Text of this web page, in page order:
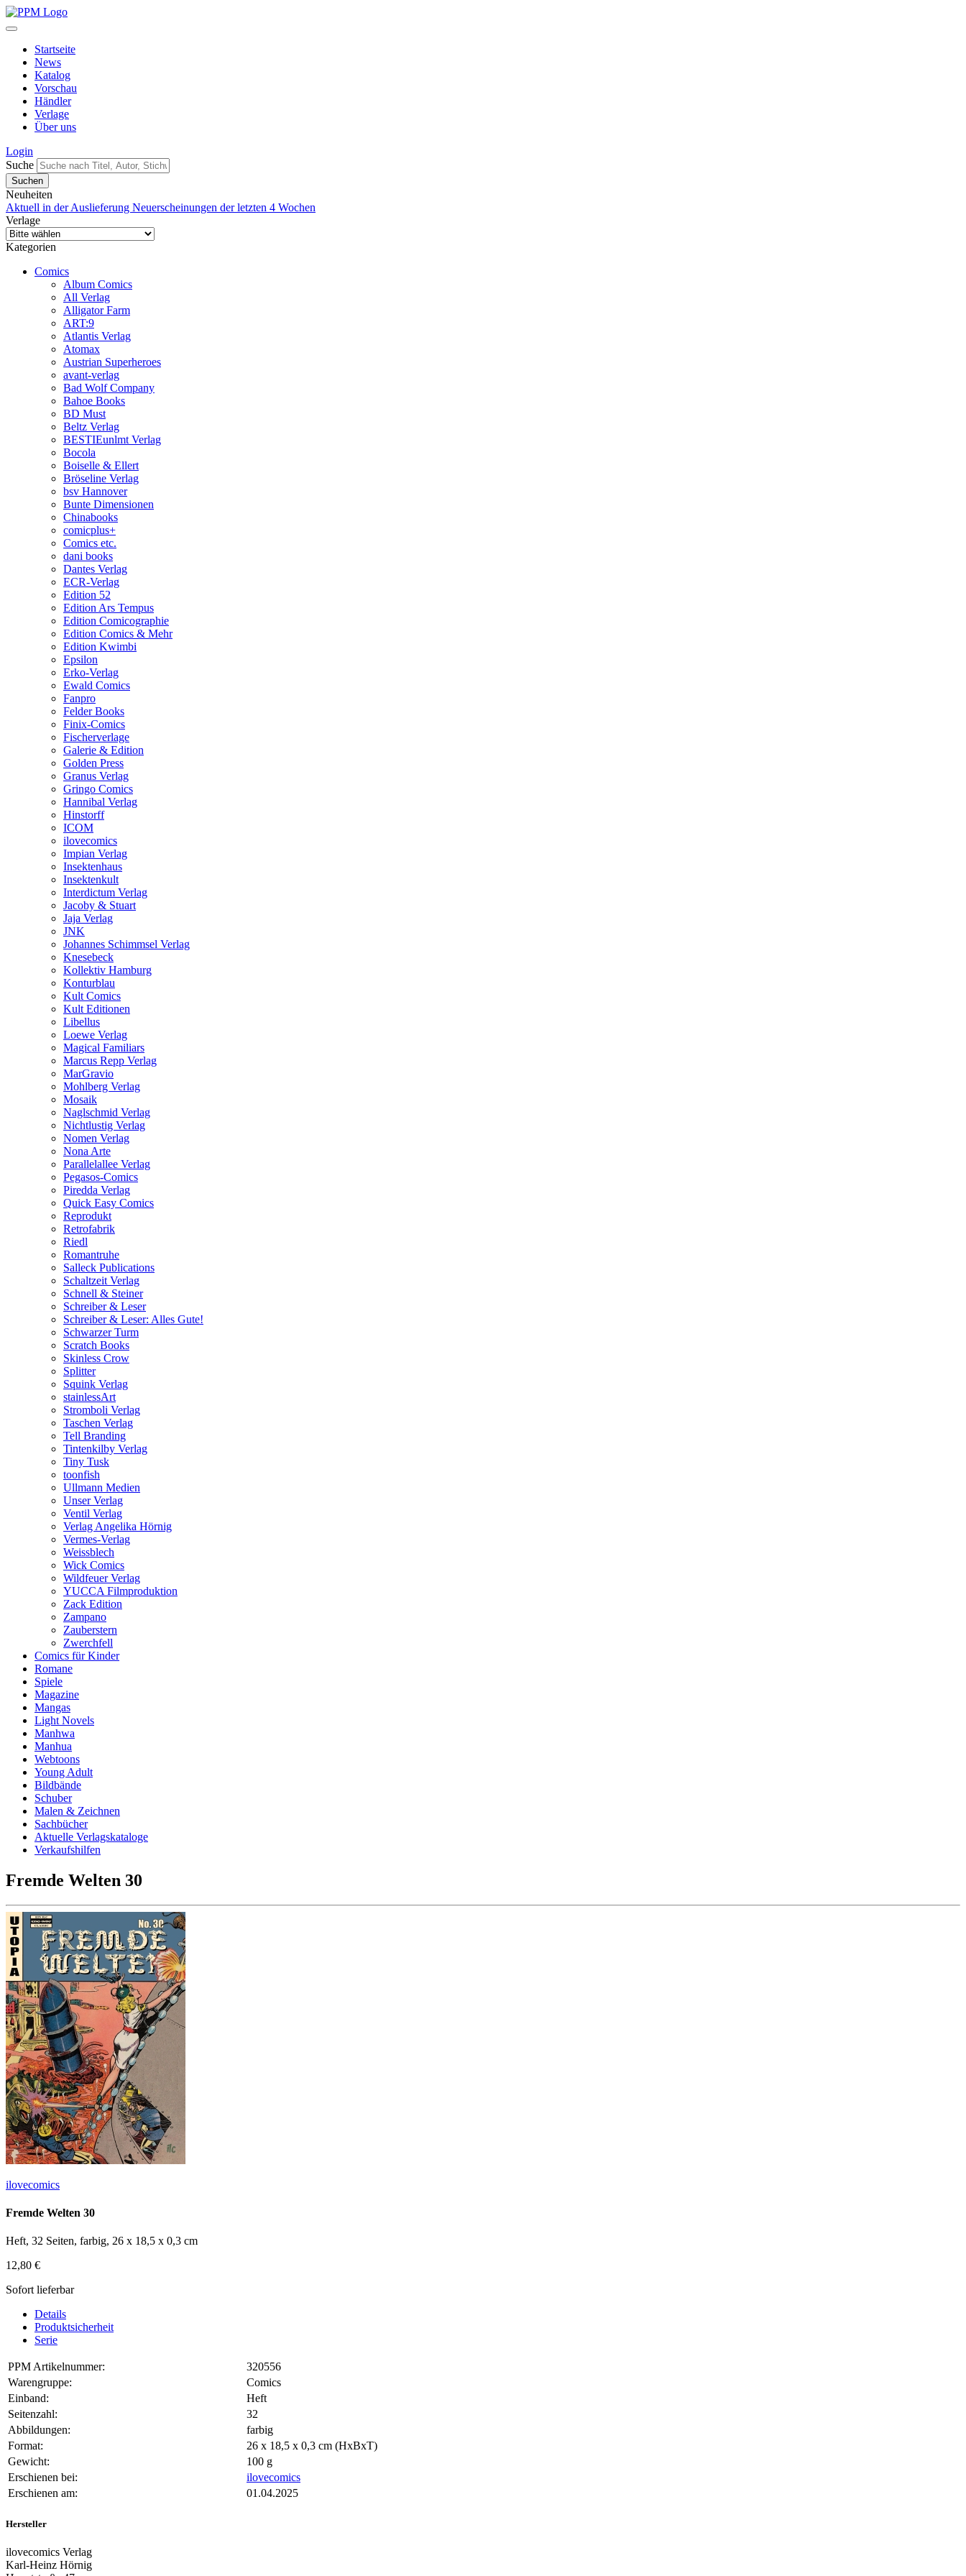
Startseite
News
Katalog
Vorschau
Händler
Verlage
Über uns
Login
Suche
Neuheiten
Aktuell in der Auslieferung Neuerscheinungen der letzten 4 Wochen
Verlage
Kategorien
Comics
Album Comics
All Verlag
Alligator Farm
ART:9
Atlantis Verlag
Atomax
Austrian Superheroes
avant-verlag
Bad Wolf Company
Bahoe Books
BD Must
Beltz Verlag
BESTIEunlmt Verlag
Bocola
Boiselle & Ellert
Bröseline Verlag
bsv Hannover
Bunte Dimensionen
Chinabooks
comicplus+
Comics etc.
dani books
Dantes Verlag
ECR-Verlag
Edition 52
Edition Ars Tempus
Edition Comicographie
Edition Comics & Mehr
Edition Kwimbi
Epsilon
Erko-Verlag
Ewald Comics
Fanpro
Felder Books
Finix-Comics
Fischerverlage
Galerie & Edition
Golden Press
Granus Verlag
Gringo Comics
Hannibal Verlag
Hinstorff
ICOM
ilovecomics
Impian Verlag
Insektenhaus
Insektenkult
Interdictum Verlag
Jacoby & Stuart
Jaja Verlag
JNK
Johannes Schimmsel Verlag
Knesebeck
Kollektiv Hamburg
Konturblau
Kult Comics
Kult Editionen
Libellus
Loewe Verlag
Magical Familiars
Marcus Repp Verlag
MarGravio
Mohlberg Verlag
Mosaik
Naglschmid Verlag
Nichtlustig Verlag
Nomen Verlag
Nona Arte
Parallelallee Verlag
Pegasos-Comics
Piredda Verlag
Quick Easy Comics
Reprodukt
Retrofabrik
Riedl
Romantruhe
Salleck Publications
Schaltzeit Verlag
Schnell & Steiner
Schreiber & Leser
Schreiber & Leser: Alles Gute!
Schwarzer Turm
Scratch Books
Skinless Crow
Splitter
Squink Verlag
stainlessArt
Stromboli Verlag
Taschen Verlag
Tell Branding
Tintenkilby Verlag
Tiny Tusk
toonfish
Ullmann Medien
Unser Verlag
Ventil Verlag
Verlag Angelika Hörnig
Vermes-Verlag
Weissblech
Wick Comics
Wildfeuer Verlag
YUCCA Filmproduktion
Zack Edition
Zampano
Zauberstern
Zwerchfell
Comics für Kinder
Romane
Spiele
Magazine
Mangas
Light Novels
Manhwa
Manhua
Webtoons
Young Adult
Bildbände
Schuber
Malen & Zeichnen
Sachbücher
Aktuelle Verlagskataloge
Verkaufshilfen
Fremde Welten 30
ilovecomics
Fremde Welten 30
Heft, 32 Seiten, farbig, 26 x 18,5 x 0,3 cm
12,80 €
Sofort lieferbar
Details
Produktsicherheit
Serie
PPM Artikelnummer:
320556
Warengruppe:
Comics
Einband:
Heft
Seitenzahl:
32
Abbildungen:
farbig
Format:
26 x 18,5 x 0,3 cm (HxBxT)
Gewicht:
100 g
Erschienen bei:
ilovecomics
Erschienen am:
01.04.2025
Hersteller
ilovecomics Verlag
Karl-Heinz Hörnig